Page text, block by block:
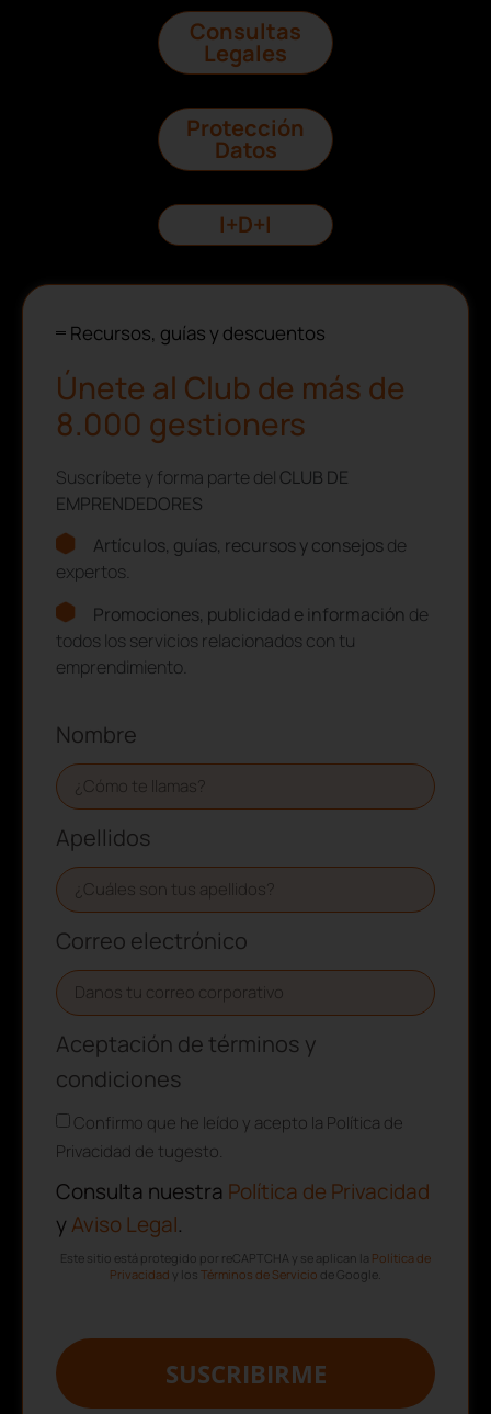
Consultas
Legales
Protección
Datos
I+D+I
Recursos, guías y descuentos
Únete al Club de más de
8.000 gestioners
Suscríbete y forma parte del CLUB DE
EMPRENDEDORES
Artículos, guías, recursos y consejosde
expertos.
Promociones, publicidad e información de
todos los servicios relacionados con tu
emprendimiento.
Nombre
Apellidos
Correo electrónico
Aceptación de términos y
condiciones
Confirmo que he leído y acepto la Política de
Privacidad de tugesto.
Consulta nuestra Política de Privacidad
y Aviso Legal.
Este sitio está protegido por reCAPTCHA y se aplican la Política de
Privacidad y los Términos de Servicio de Google.
SUSCRIBIRME